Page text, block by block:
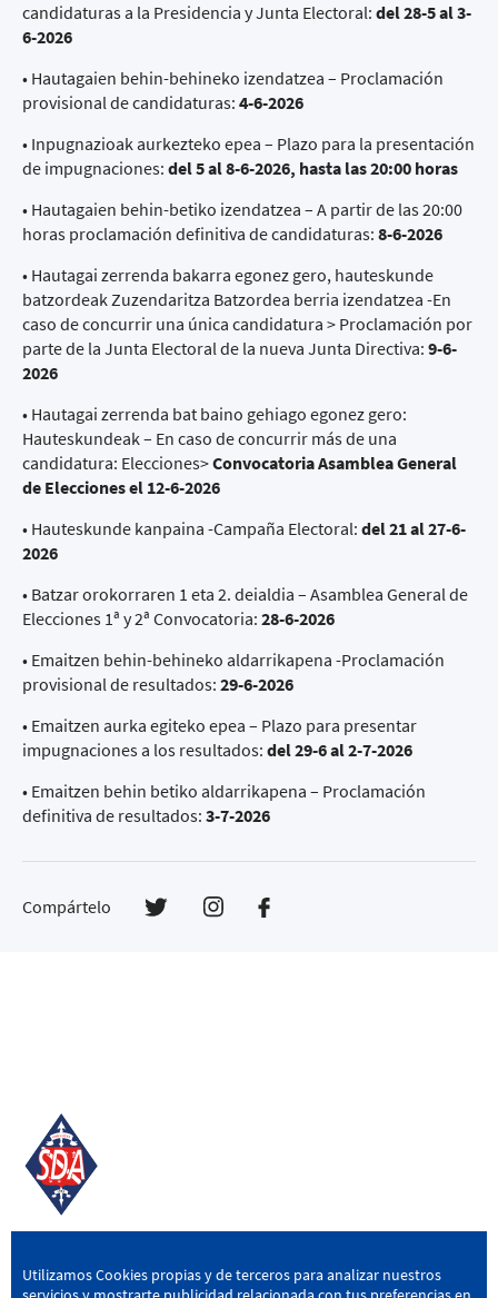
candidaturas a la Presidencia y Junta Electoral: del 28-5 al 3-
6-2026
• Hautagaien behin-behineko izendatzea – Proclamación
provisional de candidaturas: 4-6-2026
• Inpugnazioak aurkezteko epea – Plazo para la presentación
de impugnaciones: del 5 al 8-6-2026, hasta las 20:00 horas
• Hautagaien behin-betiko izendatzea – A partir de las 20:00
horas proclamación definitiva de candidaturas: 8-6-2026
• Hautagai zerrenda bakarra egonez gero, hauteskunde
batzordeak Zuzendaritza Batzordea berria izendatzea -En
caso de concurrir una única candidatura > Proclamación por
parte de la Junta Electoral de la nueva Junta Directiva: 9-6-
2026
• Hautagai zerrenda bat baino gehiago egonez gero:
Hauteskundeak – En caso de concurrir más de una
candidatura: Elecciones>Convocatoria Asamblea General
de Elecciones el 12-6-2026
• Hauteskunde kanpaina -Campaña Electoral: del 21 al 27-6-
2026
• Batzar orokorraren 1 eta 2. deialdia – Asamblea General de
Elecciones 1ª y 2ª Convocatoria: 28-6-2026
• Emaitzen behin-behineko aldarrikapena -Proclamación
provisional de resultados: 29-6-2026
• Emaitzen aurka egiteko epea – Plazo para presentar
impugnaciones a los resultados: del 29-6 al 2-7-2026
• Emaitzen behin betiko aldarrikapena – Proclamación
definitiva de resultados: 3-7-2026
Compártelo
SD AMOREBIETA
Utilizamos Cookies propias y de terceros para analizar nuestros